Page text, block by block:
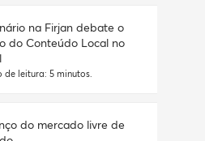
na Firjan debate o
do Conteúdo Local no
de leitura: 5 minutos.
do mercado livre de